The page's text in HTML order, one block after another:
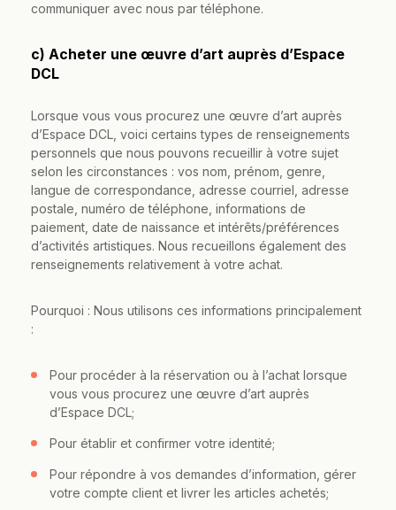
communiquer avec nous par téléphone.
c) Acheter une œuvre d’art auprès d’Espace
DCL
Lorsque vous vous procurez une œuvre d’art auprès
d’Espace DCL, voici certains types de renseignements
personnels que nous pouvons recueillir à votre sujet
selon les circonstances : vos nom, prénom, genre,
langue de correspondance, adresse courriel, adresse
postale, numéro de téléphone, informations de
paiement, date de naissance et intérêts/préférences
d’activités artistiques. Nous recueillons également des
renseignements relativement à votre achat.
Pourquoi : Nous utilisons ces informations principalement
:
Pour procéder à la réservation ou à l’achat lorsque
vous vous procurez une œuvre d’art auprès
d’Espace DCL;
Pour établir et confirmer votre identité;
Pour répondre à vos demandes d’information, gérer
votre compte client et livrer les articles achetés;